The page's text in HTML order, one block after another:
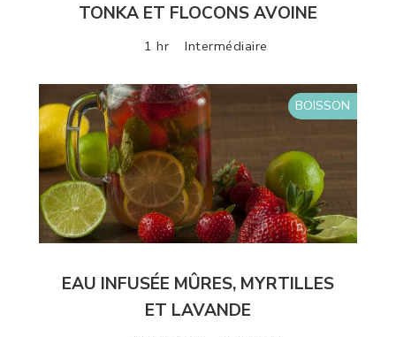
TONKA ET FLOCONS AVOINE
1 hr Intermédiaire
BOISSON
EAU INFUSÉE MÛRES, MYRTILLES
ET LAVANDE